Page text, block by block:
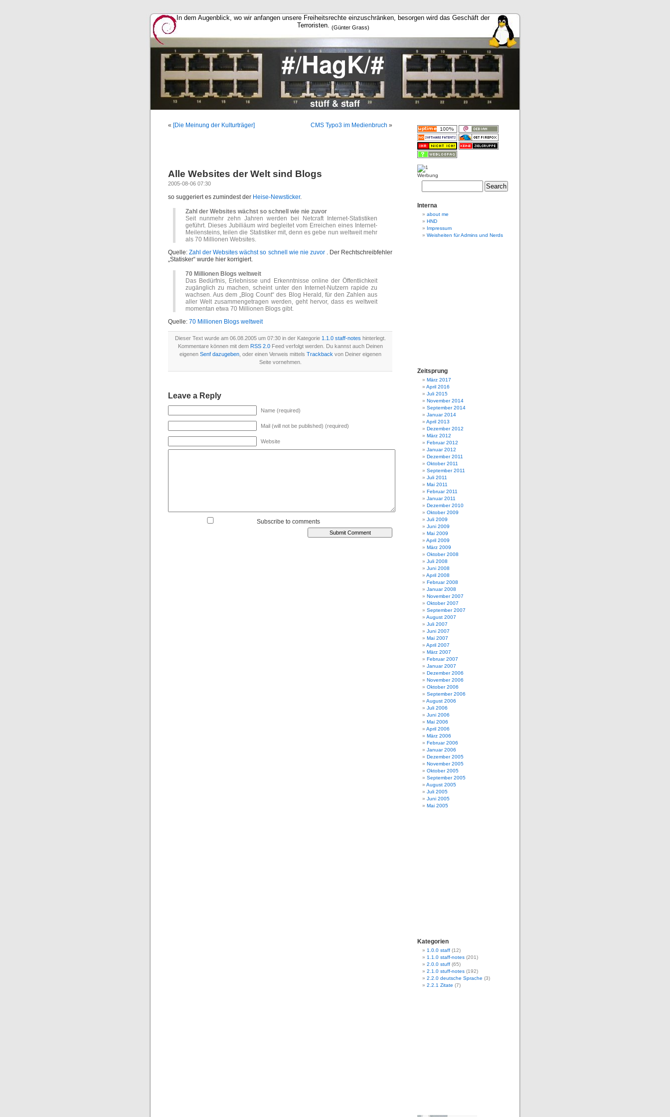
In dem Augenblick, wo wir anfangen unsere Freiheitsrechte einzuschränken, besorgen wird das Geschäft der
Terroristen. (Günter Grass)
« [Die Meinung der Kulturträger] CMS Typo3 im Medienbruch »
Alle Websites der Welt sind Blogs
2005-08-06 07:30
so suggeriert es zumindest der Heise-Newsticker.
Zahl der Websites wächst so schnell wie nie zuvor
Seit nunmehr zehn Jahren werden bei Netcraft Internet-Statistiken
geführt. Dieses Jubiliäum wird begleitet vom Erreichen eines Internet-
Meilensteins, teilen die Statistiker mit, denn es gebe nun weltweit mehr
als 70 Millionen Websites.
Quelle:Zahl der Websites wächst so schnell wie nie zuvor . Der Rechtschreibfehler
„Statisker“ wurde hier korrigiert.
70 Millionen Blogs weltweit
Das Bedürfnis, Erlebnisse und Erkenntnisse online der Öffentlichkeit
zugänglich zu machen, scheint unter den Internet-Nutzern rapide zu
wachsen. Aus dem „Blog Count“ des Blog Herald, für den Zahlen aus
aller Welt zusammengetragen werden, geht hervor, dass es weltweit
momentan etwa 70 Millionen Blogs gibt.
Quelle: 70 Millionen Blogs weltweit
Dieser Text wurde am 06.08.2005 um 07:30 in der Kategorie 1.1.0 staff-notes hinterlegt.
Kommentare können mit dem RSS 2.0Feed verfolgt werden. Du kannst auch Deinen
eigenen Senf dazugeben, oder einen Verweis mittels Trackback von Deiner eigenen
Seite vornehmen.
Leave a Reply
Name (required)
Mail (will not be published) (required)
Website
Subscribe to comments
Werbung
Interna
about me
HND
Impressum
Weisheiten für Admins und Nerds
Zeitsprung
März 2017
April 2016
Juli 2015
November 2014
September 2014
Januar 2014
April 2013
Dezember 2012
März 2012
Februar 2012
Januar 2012
Dezember 2011
Oktober 2011
September 2011
Juli 2011
Mai 2011
Februar 2011
Januar 2011
Dezember 2010
Oktober 2009
Juli 2009
Juni 2009
Mai 2009
April 2009
März 2009
Oktober 2008
Juli 2008
Juni 2008
April 2008
Februar 2008
Januar 2008
November 2007
Oktober 2007
September 2007
August 2007
Juli 2007
Juni 2007
Mai 2007
April 2007
März 2007
Februar 2007
Januar 2007
Dezember 2006
November 2006
Oktober 2006
September 2006
August 2006
Juli 2006
Juni 2006
Mai 2006
April 2006
März 2006
Februar 2006
Januar 2006
Dezember 2005
November 2005
Oktober 2005
September 2005
August 2005
Juli 2005
Juni 2005
Mai 2005
Kategorien
1.0.0 staff (12)
1.1.0 staff-notes (201)
2.0.0 stuff (65)
2.1.0 stuff-notes (192)
2.2.0 deutsche Sprache (3)
2.2.1 Zitate (7)